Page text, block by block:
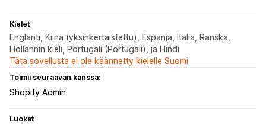
Kielet
Englanti, Kiina (yksinkertaistettu), Espanja, Italia, Ranska,
Hollannin kieli, Portugali (Portugali), ja Hindi
Tätä sovellusta ei ole käännetty kielelle Suomi
Toimii seuraavan kanssa:
Shopify Admin
Luokat